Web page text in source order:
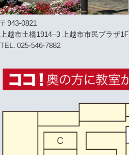
〒943-0821
上越市土橋1914−3 上越市市民プラザ1F
TEL. 025-546-7882